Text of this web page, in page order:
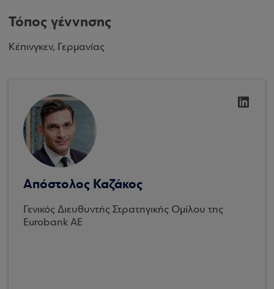
Τόπος γέννησης
Κέπινγκεν, Γερμανίας
Απόστολος Καζάκος
Γενικός Διευθυντής Στρατηγικής Ομίλου της
Eurobank ΑΕ